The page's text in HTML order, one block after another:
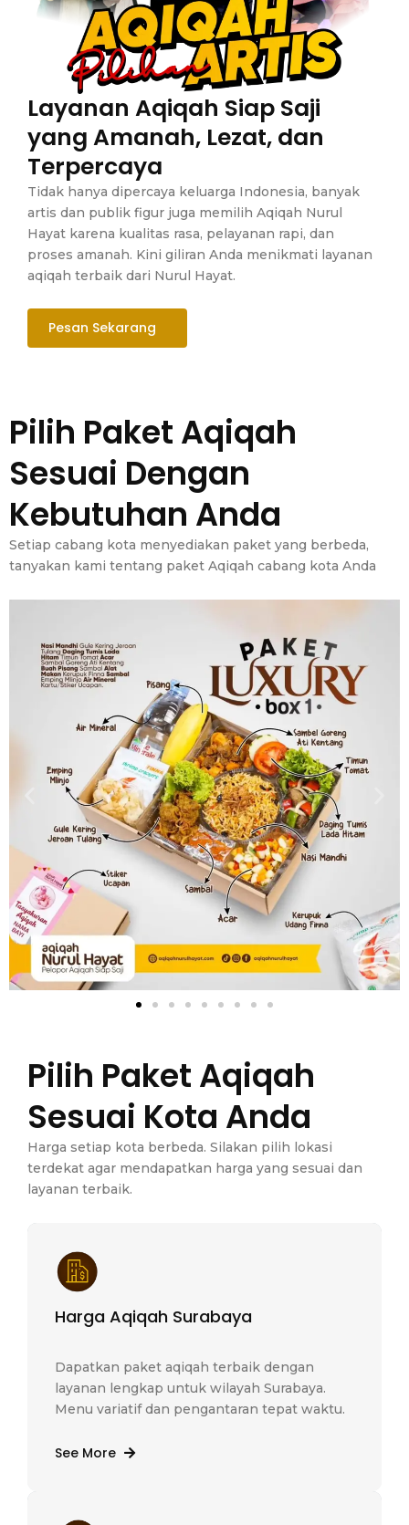
Layanan Aqiqah Siap Saji
yang Amanah, Lezat, dan
Terpercaya
Tidak hanya dipercaya keluarga Indonesia, banyak
artis dan publik figur juga memilih Aqiqah Nurul
Hayat karena kualitas rasa, pelayanan rapi, dan
proses amanah. Kini giliran Anda menikmati layanan
aqiqah terbaik dari Nurul Hayat.
Pesan Sekarang
Pilih Paket Aqiqah
Sesuai Dengan
Kebutuhan Anda
Setiap cabang kota menyediakan paket yang berbeda,
tanyakan kami tentang paket Aqiqah cabang kota Anda
Pilih Paket Aqiqah
Sesuai Kota Anda
Harga setiap kota berbeda. Silakan pilih lokasi
terdekat agar mendapatkan harga yang sesuai dan
layanan terbaik.
Harga Aqiqah Surabaya
Dapatkan paket aqiqah terbaik dengan
layanan lengkap untuk wilayah Surabaya.
Menu variatif dan pengantaran tepat waktu.
See More